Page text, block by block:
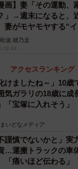
た点が人気につな
た。
…接客しない
で面積が限られ、
ていた限り接客の
い限り、積極的な
ずしも今日売らな
ら、”今日は買わな
気軽に入って、出
す」と遠藤さん。
画】妻「その運動
」→週末になると、
がモヤモヤする“イ
松波 穂乃圭
アクセスランキング
けましたね～」10
気ガラリの18歳に
「宝塚に入れそう」
まいどなメディア
謹慎でないかと」
…運搬トラックの車
痛いほど伝わる」